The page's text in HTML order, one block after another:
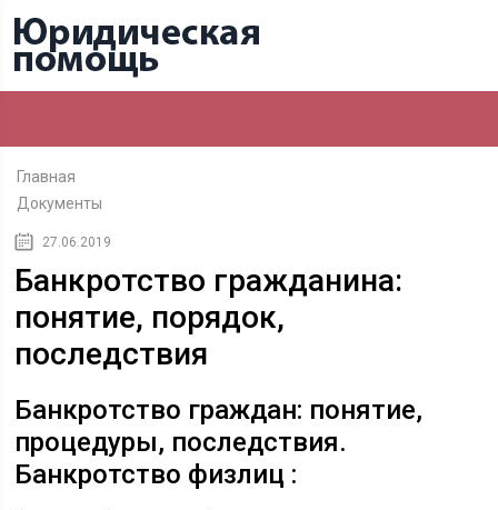
Главная
Документы
27.06.2019
Банкротство гражданина:
понятие, порядок,
последствия
Банкротство граждан: понятие,
процедуры, последствия.
Банкротство физлиц :